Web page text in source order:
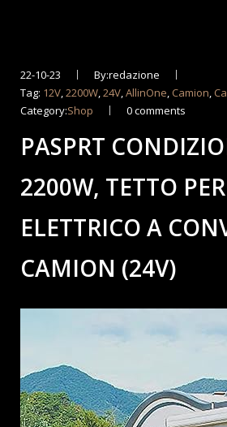
22-10-23
By:redazione
Tag: 12V,2200W,24V,AllinOne, Camion,
Category:Shop 0 comments
PASPRT
2200W, TETTO
ELETTRICO A
CAMION (24V)